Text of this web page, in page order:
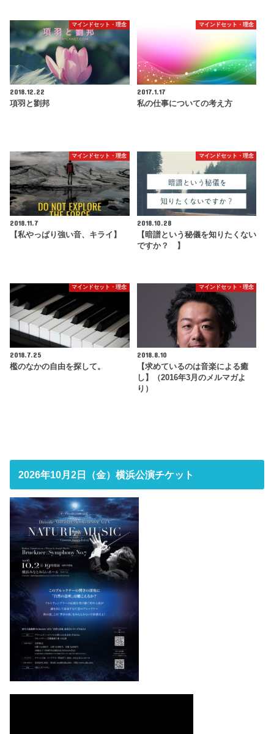
マインドセット・理念
2018.12.22
項羽と劉邦
マインドセット・理念
2017.1.17
私の仕事についての考え方
マインドセット・理念
2018.11.7
【私やっぱり強い音、キライ】
マインドセット・理念
2018.10.28
【暗譜という秘儀を知りたくない
ですか？ 】
マインドセット・理念
2018.7.25
檻のなかの自由を探して。
マインドセット・理念
2018.8.10
【求めているのは音楽による癒
し】（2016年3月のメルマガよ
り）
2026年10月2日（金）横浜公演チケット